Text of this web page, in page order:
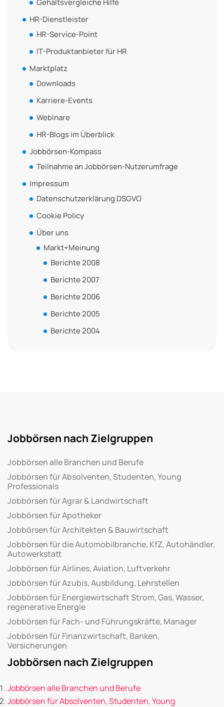
HR-Dienstleister
HR-Service-Point
IT-Produktanbieter für HR
Marktplatz
Downloads
Karriere-Events
Webinare
HR-Blogs im Überblick
Jobbörsen-Kompass
Teilnahme an Jobbörsen-Nutzerumfrage
Impressum
Datenschutzerklärung DSGVO
Cookie Policy
Über uns
Markt+Meinung
Berichte 2008
Berichte 2007
Berichte 2006
Berichte 2005
Berichte 2004
Jobbörsen nach Zielgruppen
Jobbörsen alle Branchen und Berufe
Jobbörsen für Absolventen, Studenten, Young
Professionals
Jobbörsen für Agrar & Landwirtschaft
Jobbörsen für Apotheker
Jobbörsen für Architekten & Bauwirtschaft
Jobbörsen für die Automobilbranche, KfZ, Autohändler,
Autowerkstatt
Jobbörsen für Airlines, Aviation, Luftverkehr
Jobbörsen für Azubis, Ausbildung, Lehrstellen
Jobbörsen für Energiewirtschaft Strom, Gas, Wasser,
regenerative Energie
Jobbörsen für Fach- und Führungskräfte, Manager
Jobbörsen für Finanzwirtschaft, Banken,
Versicherungen
Jobbörsen nach Zielgruppen
Jobbörsen alle Branchen und Berufe
Jobbörsen für Absolventen, Studenten, Young